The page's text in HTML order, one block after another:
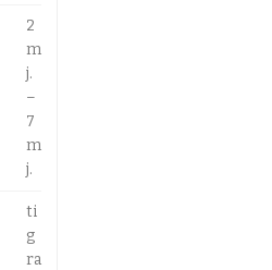
2
m
j.
–
7
m
j.
ti
g
ra